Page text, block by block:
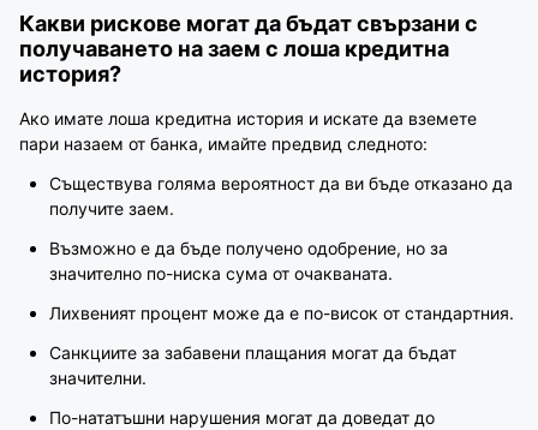
Какви рискове могат да бъдат свързани с
получаването на заем с лоша кредитна
история?
Ако имате лоша кредитна история и искате да вземете
пари назаем от банка, имайте предвид следното:
Съществува голяма вероятност да ви бъде отказано да
получите заем.
Възможно е да бъде получено одобрение, но за
значително по-ниска сума от очакваната.
Лихвеният процент може да е по-висок от стандартния.
Санкциите за забавени плащания могат да бъдат
значителни.
По-нататъшни нарушения могат да доведат до